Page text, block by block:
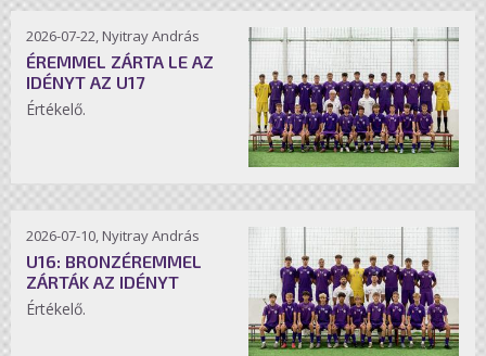
2026-07-22, Nyitray András
ÉREMMEL ZÁRTA LE AZ
IDÉNYT AZ U17
Értékelő.
2026-07-10, Nyitray András
U16: BRONZÉREMMEL
ZÁRTÁK AZ IDÉNYT
Értékelő.